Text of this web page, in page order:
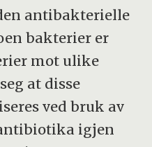
antibakterielle
bakterier er
mot ulike
at disse
ved bruk av
igjen